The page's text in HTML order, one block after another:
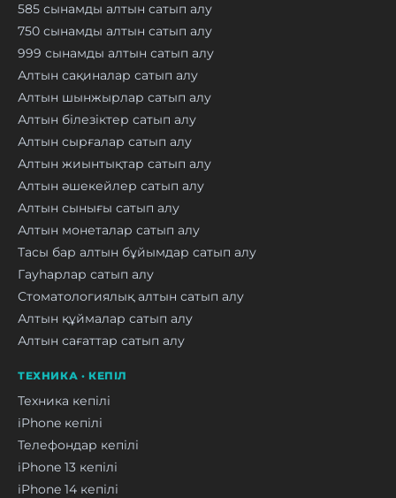
585 сынамды алтын сатып алу
750 сынамды алтын сатып алу
999 сынамды алтын сатып алу
Алтын сақиналар сатып алу
Алтын шынжырлар сатып алу
Алтын білезіктер сатып алу
Алтын сырғалар сатып алу
Алтын жиынтықтар сатып алу
Алтын әшекейлер сатып алу
Алтын сынығы сатып алу
Алтын монеталар сатып алу
Тасы бар алтын бұйымдар сатып алу
Гауһарлар сатып алу
Стоматологиялық алтын сатып алу
Алтын құймалар сатып алу
Алтын сағаттар сатып алу
ТЕХНИКА · КЕПІЛ
Техника кепілі
iPhone кепілі
Телефондар кепілі
iPhone 13 кепілі
iPhone 14 кепілі